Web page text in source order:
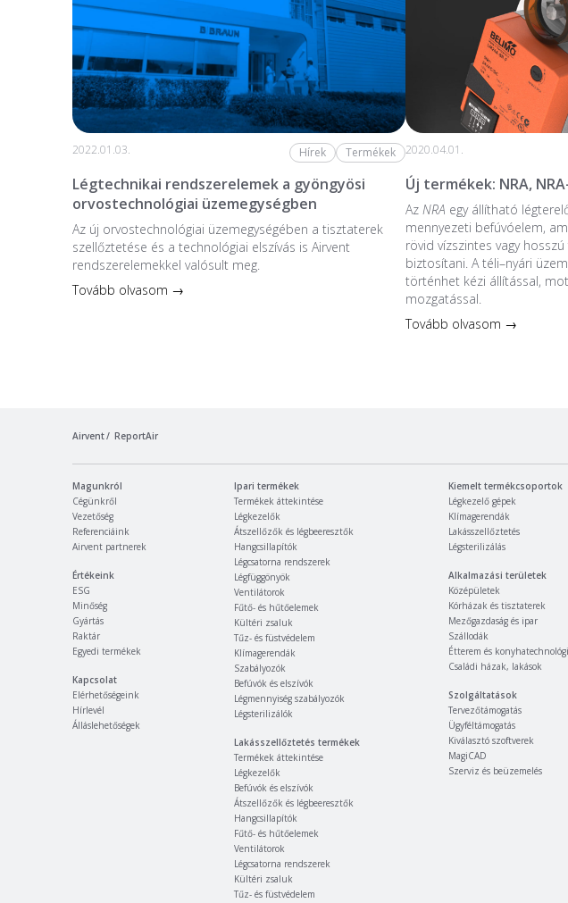
2022.01.03. Hírek Termékek
Légtechnikai rendszerelemek a gyöngyösi
orvostechnológiai üzemegységben
Az új orvostechnológiai üzem­egységében a tiszta­terek
szellőztetése és a technológiai elszívás is Airvent
rendszerelemekkel valósult meg.
Tovább olvasom →
2020.04.01.
Új termékek: NRA,
Az NRA egy állítható
mennyezeti befúvóelem,
rövid vízszintes vagy
biztosítani. A téli–nyári
történhet kézi állítással,
mozgatással.
Tovább olvasom →
Airvent ReportAir
Magunkról
Cégünkről
Vezetőség
Referenciáink
Airvent partnerek
Értékeink
ESG
Minőség
Gyártás
Raktár
Egyedi termékek
Kapcsolat
Elérhetőségeink
Hírlevél
Álláslehetőségek
Ipari termékek
Termékek áttekintése
Légkezelők
Átszellőzők és légbeeresztők
Hangcsillapítók
Légcsatorna rendszerek
Légfüggönyök
Ventilátorok
Fűtő- és hűtőelemek
Kültéri zsaluk
Tűz- és füstvédelem
Klímagerendák
Szabályozók
Befúvók és elszívók
Légmennyiség szabályozók
Légsterilizálók
Lakásszellőztetés termékek
Termékek áttekintése
Légkezelők
Befúvók és elszívók
Átszellőzők és légbeeresztők
Hangcsillapítók
Fűtő- és hűtőelemek
Ventilátorok
Légcsatorna rendszerek
Kültéri zsaluk
Tűz- és füstvédelem
Kiemelt termékcsoportok
Légkezelő gépek
Klímagerendák
Lakásszellőztetés
Légsterilizálás
Alkalmazási területek
Középületek
Kórházak és tisztaterek
Mezőgazdaság és ipar
Szállodák
Étterem és
Családi házak, lakások
Szolgáltatások
Tervezőtámogatás
Ügyféltámogatás
Kiválasztó szoftverek
MagiCAD
Szerviz és beüzemelés